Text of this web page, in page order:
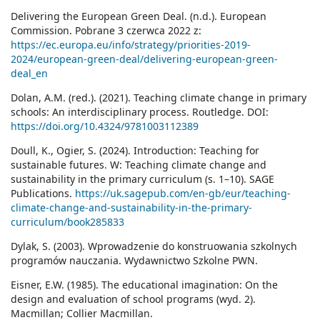
Delivering the European Green Deal. (n.d.). European
Commission. Pobrane 3 czerwca 2022 z:
https://ec.europa.eu/info/strategy/priorities-2019-
2024/european-green-deal/delivering-european-green-
deal_en
Dolan, A.M. (red.). (2021). Teaching climate change in primary
schools: An interdisciplinary process. Routledge. DOI:
https://doi.org/10.4324/9781003112389
Doull, K., Ogier, S. (2024). Introduction: Teaching for
sustainable futures. W: Teaching climate change and
sustainability in the primary curriculum (s. 1–10). SAGE
Publications. https://uk.sagepub.com/en-gb/eur/teaching-
climate-change-and-sustainability-in-the-primary-
curriculum/book285833
Dylak, S. (2003). Wprowadzenie do konstruowania szkolnych
programów nauczania. Wydawnictwo Szkolne PWN.
Eisner, E.W. (1985). The educational imagination: On the
design and evaluation of school programs (wyd. 2).
Macmillan; Collier Macmillan.